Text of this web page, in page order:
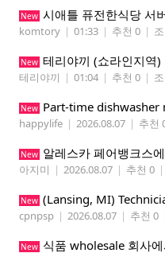
New 시애틀 퓨전한식당 서
komtory | 01:33 | 추천 0 |
New 테리야끼 (쇼라인지역)
테리야끼 | 01:04 | 추천 0 |
New Part-time dishwasher
happylife | 2026.08.07 | 추천
New 알레스카 페어뱅크스
아지미 | 2026.08.07 | 추천 0 |
New (Lansing, MI)
cpnpsp | 2026.08.07 | 추천 0
New 식품 wholesale 회사에서